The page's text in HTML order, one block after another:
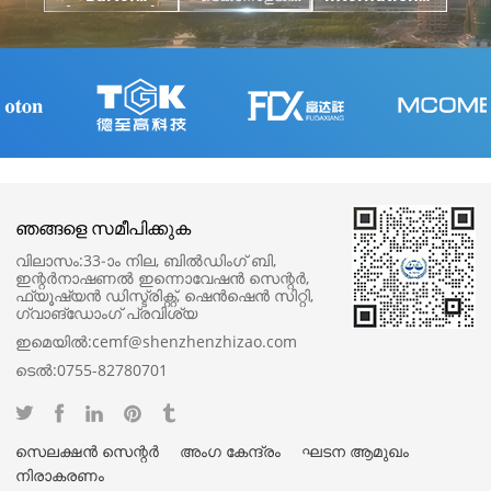
(Shenzhen)
Technology
Group Co., Ltd
കോ., ലിമിറ്റഡ്. Food
Corp,.ലിമിറ്റഡ്
ഞങ്ങളെ സമീപിക്കുക
വിലാസം:33-ാം നില, ബിൽഡിംഗ് ബി,
ഇന്റർനാഷണൽ ഇന്നൊവേഷൻ സെന്റർ,
ഫ്യൂഷ്യൻ ഡിസ്ട്രിക്റ്റ്, ഷെൻഷെൻ സിറ്റി,
ഗ്വാങ്‌ഡോംഗ് പ്രവിശ്യ
ഇമെയിൽ:cemf@shenzhenzhizao.com
ടെൽ:0755-82780701
സെലക്ഷൻ സെന്റർ അംഗ കേന്ദ്രം
ഘടന ആമുഖം
നിരാകരണം